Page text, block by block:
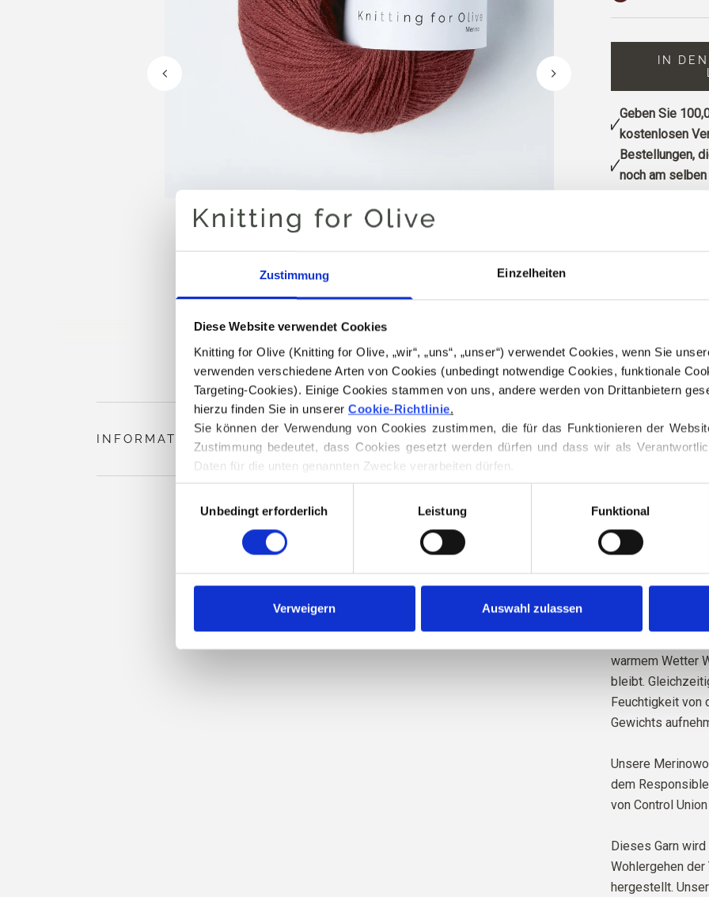
Zustimmung Einzelheiten
Diese Website verwendet Cookies
Knitting for Olive (Knitting for Olive, „wir“, „uns“, „unser“) verwendet Cookies, wenn Sie
verwenden verschiedene Arten von Cookies (unbedingt notwendige Cookies, funktionale
Targeting-Cookies). Einige Cookies stammen von uns, andere werden von Drittanbietern
hierzu finden Sie in unserer Cookie-Richtlinie.
Sie können der Verwendung von Cookies zustimmen, die für das Funktionieren der
Zustimmung bedeutet, dass Cookies gesetzt werden dürfen und dass wir als
Daten für die unten genannten Zwecke verarbeiten dürfen.
Sie können Ihre Einwilligung jederzeit über unsere Cookie-Richtlinie, wo Sie auch
Löschen von Cookies finden.
Unbedingt erforderlich Leistung Funktional
Verweigern Auswahl zulassen
IN
Geben Sie
kostenlosen
Bestellungen,
noch am
Claret ist ein
Es hat einen
Er ist leichter,
Farbton : Neutral
Farbsaison:
Auch gut
Unsere
Patagonien
zurückverfolgt
Weise wissen
Bauern und
Merinowolle hat
ist
unseren Körper
warmem Wetter
bleibt.
Feuchtigkeit von
Gewichts
Unsere
dem
von Control
Dieses Garn
Wohlergehen
hergestellt.
INFORMATIONEN ZUM PRODUKT